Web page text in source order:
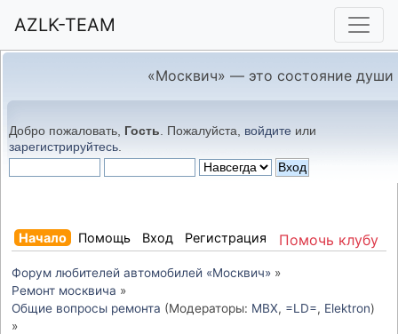
AZLK-TEAM
«Москвич» — это состояние души
Добро пожаловать, Гость . Пожалуйста, войдите или
зарегистрируйтесь
Помочь клубу
Начало Помощь Вход Регистрация
Форум любителей автомобилей «Москвич» »
Ремонт москвича »
Общие вопросы ремонта (Модераторы: MBX, =LD=, Elektron)
»